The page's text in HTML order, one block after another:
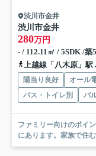
渋川市金井
渋川市金井
280万円
- / 112.11㎡ / 5SDK /築
上越線「八木原」駅
陽当り良好 オール
バス・トイレ別
バ
ファミリー向けのポイ
にあります。家族で住